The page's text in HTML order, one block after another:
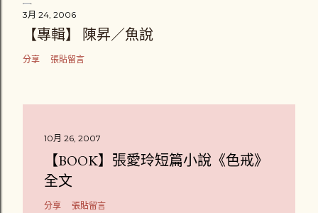
3月 24, 2006
【專輯】 陳昇／魚說
分享 張貼留言
10月 26, 2007
【BOOK】張愛玲短篇小說《色戒》
全文
分享 張貼留言